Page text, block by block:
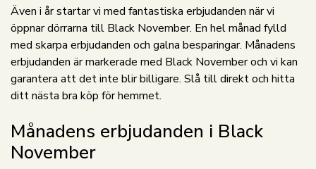
Även i år startar vi med fantastiska erbjudanden när vi
öppnar dörrarna till Black November. En hel månad fylld
med skarpa erbjudanden och galna besparingar. Månadens
erbjudanden är markerade med Black November och vi kan
garantera att det inte blir billigare. Slå till direkt och hitta
ditt nästa bra köp för hemmet.
Månadens erbjudanden i Black
November